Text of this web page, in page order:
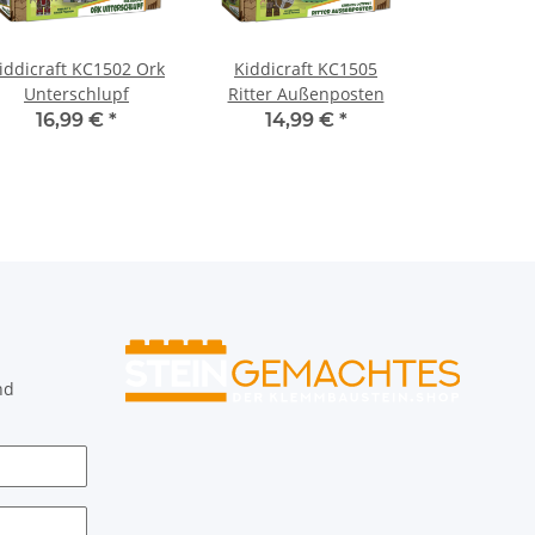
KC1502 Ork
Unterschlupf
16,99 € *
Kiddicraft KC1505
Ritter Außenposten
14,99 € *